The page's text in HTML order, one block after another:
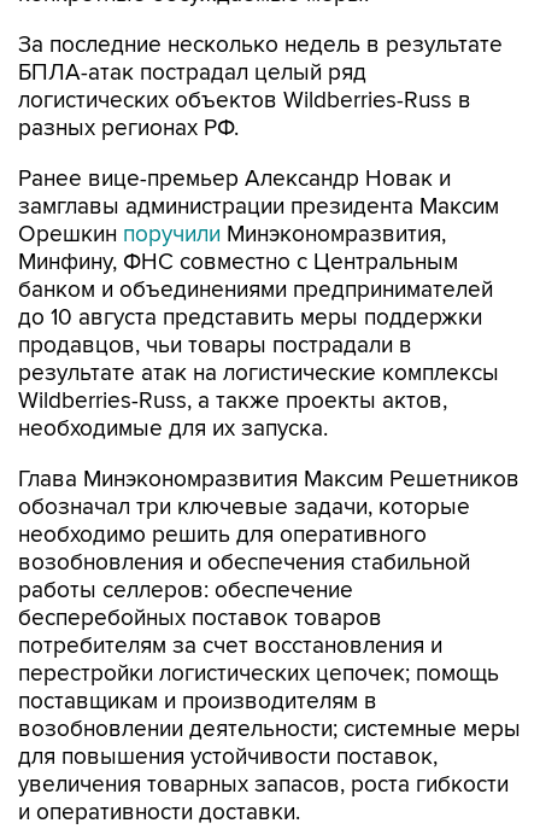
За последние несколько недель в результате
БПЛА-атак пострадал целый ряд
логистических объектов Wildberries-Russ в
разных регионах РФ.
Ранее вице-премьер Александр Новак и
замглавы администрации президента Максим
Орешкин поручили Минэкономразвития,
Минфину, ФНС совместно с Центральным
банком и объединениями предпринимателей
до 10 августа представить меры поддержки
продавцов, чьи товары пострадали в
результате атак на логистические комплексы
Wildberries-Russ, а также проекты актов,
необходимые для их запуска.
Глава Минэкономразвития Максим Решетников
обозначал три ключевые задачи, которые
необходимо решить для оперативного
возобновления и обеспечения стабильной
работы селлеров: обеспечение
бесперебойных поставок товаров
потребителям за счет восстановления и
перестройки логистических цепочек; помощь
поставщикам и производителям в
возобновлении деятельности; системные меры
для повышения устойчивости поставок,
увеличения товарных запасов, роста гибкости
и оперативности доставки.